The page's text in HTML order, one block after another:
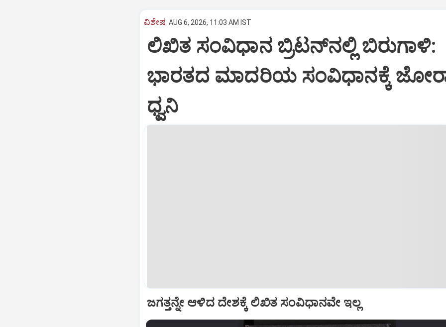
ವಿಶೇಷ AUG 6, 2026, 11:03 AM IST
ಲಿಖಿತ ಸಂವಿಧಾನ ಬ್ರಿಟನ್‌ನಲ್ಲಿ ಬಿರುಗಾಳಿ:
ಭಾರತದ ಮಾದರಿಯ ಸಂವಿಧಾನಕ್ಕೆ
ಧ್ವನಿ
ಜಗತ್ತನ್ನೇ ಆಳಿದ ದೇಶಕ್ಕೆ ಲಿಖಿತ ಸಂವಿಧಾನವೇ ಇಲ್ಲ